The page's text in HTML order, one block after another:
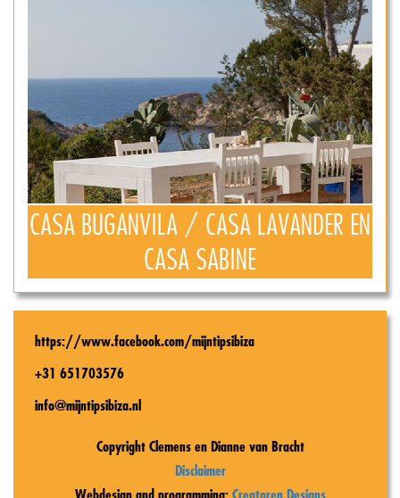
CASA BUGANVILA / CASA LAVANDER EN
CASA SABINE
https://www.facebook.com/mijntipsibiza
+31 651703576
info@mijntipsibiza.nl
Copyright Clemens en Dianne van Bracht
Disclaimer
Webdesign and programming: Creatoren Designs